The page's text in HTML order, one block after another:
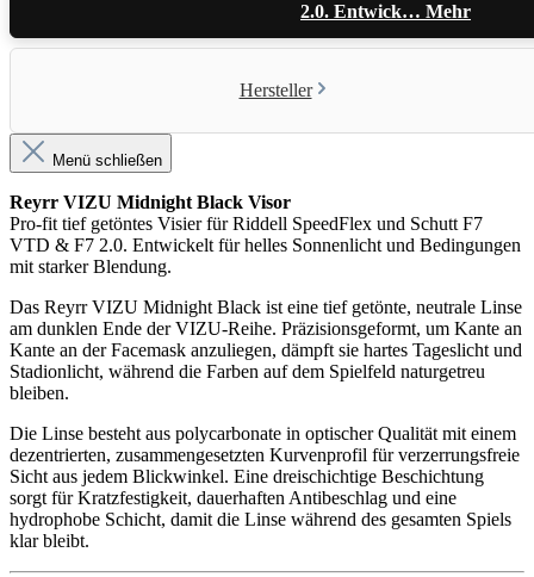
2.0. Entwick… Mehr
Hersteller
Menü schließen
Reyrr VIZU Midnight Black Visor
Pro-fit tief getöntes Visier für Riddell SpeedFlex und Schutt F7
VTD & F7 2.0. Entwickelt für helles Sonnenlicht und Bedingungen
mit starker Blendung.
Das Reyrr VIZU Midnight Black ist eine tief getönte, neutrale Linse
am dunklen Ende der VIZU-Reihe. Präzisionsgeformt, um Kante an
Kante an der Facemask anzuliegen, dämpft sie hartes Tageslicht und
Stadionlicht, während die Farben auf dem Spielfeld naturgetreu
bleiben.
Die Linse besteht aus polycarbonate in optischer Qualität mit einem
dezentrierten, zusammengesetzten Kurvenprofil für verzerrungsfreie
Sicht aus jedem Blickwinkel. Eine dreischichtige Beschichtung
sorgt für Kratzfestigkeit, dauerhaften Antibeschlag und eine
hydrophobe Schicht, damit die Linse während des gesamten Spiels
klar bleibt.